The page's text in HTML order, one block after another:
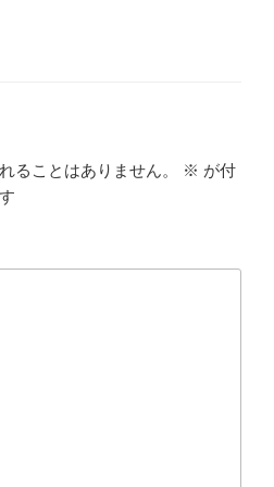
ることはありません。 ※ が付